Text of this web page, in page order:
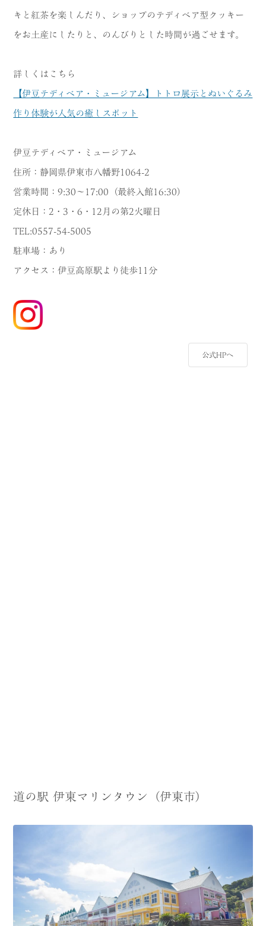
キと紅茶を楽しんだり、ショップのテディベア型クッキー
をお土産にしたりと、のんびりとした時間が過ごせます。
詳しくはこちら
【伊豆テディベア・ミュージアム】トトロ展示とぬいぐるみ
作り体験が人気の癒しスポット
伊豆テディベア・ミュージアム
住所：静岡県伊東市八幡野1064-2
営業時間：9:30～17:00（最終入館16:30）
定休日：2・3・6・12月の第2火曜日
TEL:0557-54-5005
駐車場：あり
アクセス：伊豆高原駅より徒歩11分
公式HPへ
道の駅 伊東マリンタウン（伊東市）